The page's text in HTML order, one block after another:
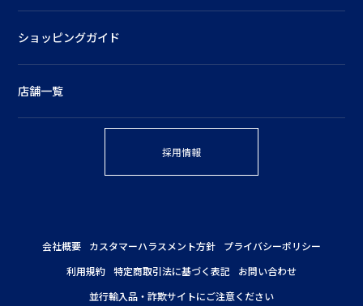
ショッピングガイド
店舗一覧
採用情報
会社概要 カスタマーハラスメント方針
プライバシーポリシー
利用規約 特定商取引法に基づく表記
お問い合わせ
並行輸入品・詐欺サイトにご注意ください